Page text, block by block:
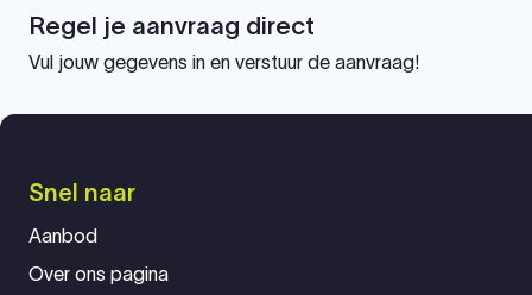
Regel je aanvraag direct
Vul jouw gegevens in en verstuur de aanvraag!
Snel naar
Aanbod
Over ons pagina